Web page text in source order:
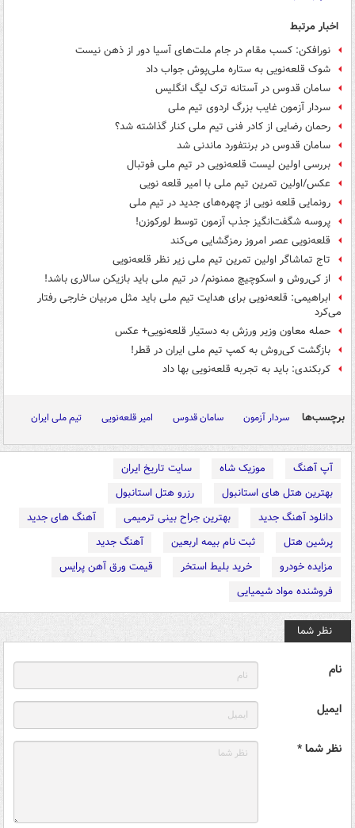
اخبار مرتبط
نورافکن: کسب مقام در جام ملت‌های آسیا دور از ذهن نیست
شوک قلعه‌نویی به ستاره ملی‌پوش جواب داد
سامان قدوس در آستانه ترک لیگ انگلیس
سردار آزمون غایب بزرگ اردوی تیم ملی
رحمان رضایی از کادر فنی تیم ملی کنار گذاشته شد؟
سامان قدوس در برنتفورد ماندنی شد
بررسی اولین لیست قلعه‌نویی در تیم ملی فوتبال
عکس/اولین تمرین تیم ملی با امیر قلعه نویی
رونمایی قلعه نویی از چهره‌های جدید در تیم ملی
پروسه شگفت‌انگیز جذب آزمون توسط لورکوزن!
قلعه‌نویی عصر امروز رمزگشایی می‌کند
تاج تماشاگر اولین تمرین تیم ملی زیر نظر قلعه‌نویی
از کی‌روش و اسکوچیچ ممنونم/ در تیم ملی باید بازیکن سالاری باشد!
ابراهیمی: قلعه‌نویی برای هدایت تیم ملی باید مثل مربیان خارجی رفتار
می‌کرد
حمله معاون وزیر ورزش به دستیار قلعه‌نویی+ عکس
بازگشت کی‌روش به کمپ تیم ملی ایران در قطر!
کربکندی: باید به تجربه قلعه‌نویی بها داد
برچسب‌ها سردار آزمون سامان قدوس امیر قلعه‌نویی تیم ملی ایران
آپ آهنگ موزیک شاه
سایت تاریخ ایران
بهترین هتل های استانبول
رزرو هتل استانبول
دانلود آهنگ جدید
بهترین جراح بینی ترمیمی
آهنگ های جدید
پرشین هتل
ثبت نام بیمه اربعین
آهنگ جدید
مزایده خودرو
خرید بلیط استخر
قیمت ورق آهن پرایس
فروشنده مواد شیمیایی
نظر شما
نام
ایمیل
نظر شما *